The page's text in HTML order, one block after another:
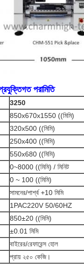
পরামিতি
3250
850x670x1550 ((মিমি)
320x500 ((মিমি)
250x400 ((মিমি)
550x680 ((মিমি)
0~8000 ((মিমি) / মিনিট
0 ~ 100 ((মিমি)
সামনের/পার্শ্ব +10 মিমি
1PAC220V 50/60HZ
850±20 ((মিমি)
±0.01 মিমি
বাইরের/রেফারেন্স হোল
প্রায় ২৫০ কেজি।